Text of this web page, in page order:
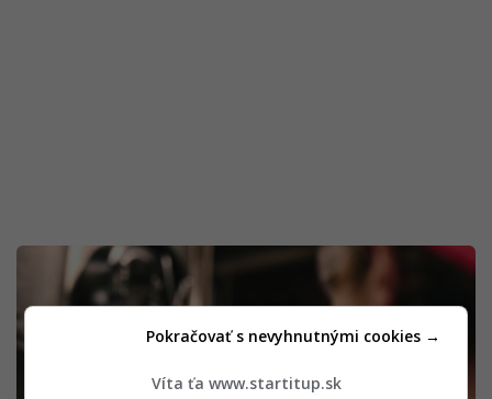
Víta ťa www.startitup.sk
Pokračovať s nevyhnutnými cookies →